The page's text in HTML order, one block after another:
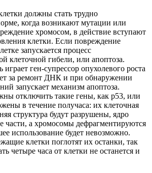
должны стать трудно
когда возникают мутации или
хромосом, в действие вступают
клетки. Если повреждение
запускается процесс
клеточной гибели, или апоптоза.
ген-супрессор опухолевого роста
за ремонт ДНК и при обнаружении
запускает механизм апоптоза.
отключить такие гены, как р53, или
в течение получаса: их клеточная
структура будут разрушены, ядро
части, а хромосомы дефрагментируются
использование будет невозможно.
клетки поглотят их останки, так
четыре часа от клетки не останется и